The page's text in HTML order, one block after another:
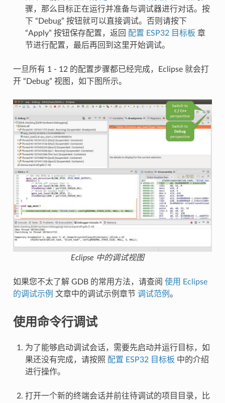
骤，那么目标正在运行并准备与调试器进行对话。按
下 “Debug” 按钮就可以直接调试。否则请按下
“Apply” 按钮保存配置，返回 配置 ESP32 目标板 章
节进行配置，最后再回到这里开始调试。
一旦所有 1 - 12 的配置步骤都已经完成，Eclipse 就会打
开 “Debug” 视图，如下图所示。
Eclipse 中的调试视图
如果您不太了解 GDB 的常用方法，请查阅 使用 Eclipse
的调试示例 文章中的调试示例章节 调试范例 。
使用命令行调试
为了能够启动调试会话，需要先启动并运行目标，如
果还没有完成，请按照 配置 ESP32 目标板 中的介绍
进行操作。
打开一个新的终端会话并前往待调试的项目目录，比